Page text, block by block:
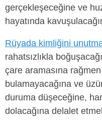
gerçekleşeceğine ve
hayatında
Rüyada kimliğini
rahatsızlıkla
çare aramasına
bulamayacağına ve
duruma düşeceğine,
dolacağına delalet